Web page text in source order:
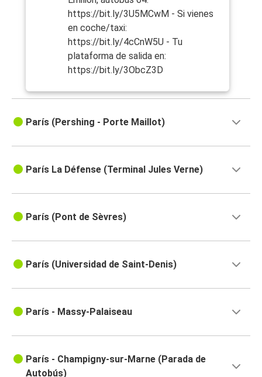
https://bit.ly/3U5MCwM - Si vienes
en coche/taxi:
https://bit.ly/4cCnW5U - Tu
plataforma de salida en:
https://bit.ly/3ObcZ3D
París (Pershing - Porte Maillot)
París La Défense (Terminal Jules Verne)
París (Pont de Sèvres)
París (Universidad de Saint-Denis)
París - Massy-Palaiseau
París - Champigny-sur-Marne (Parada de
Autobús)